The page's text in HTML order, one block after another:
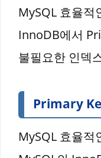
MySQL 효율적
InnoDB에서
불필요한 인덱
Primary
MySQL 효율적